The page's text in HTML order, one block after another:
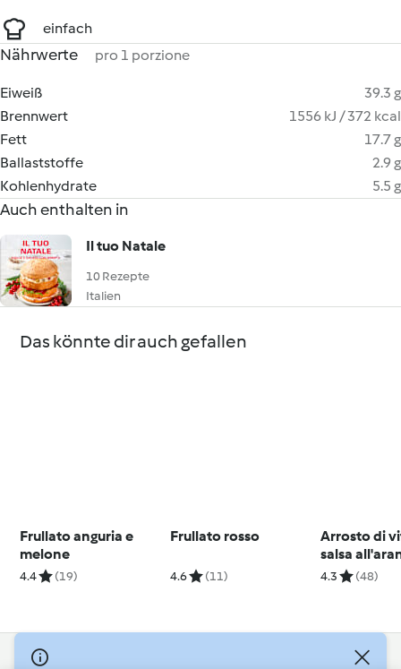
einfach
Nährwerte pro 1 porzione
Eiweiß
39.3 g
Brennwert
1556 kJ / 372 kcal
Fett
17.7 g
Ballaststoffe
2.9 g
Kohlenhydrate
5.5 g
Auch enthalten in
Il tuo Natale
10 Rezepte
Italien
Das könnte dir auch gefallen
Frullato anguria e
melone
4.4 (19)
Frullato rosso
4.6 (11)
Arrosto di
salsa
4.3 (48)
© Copyright 2026